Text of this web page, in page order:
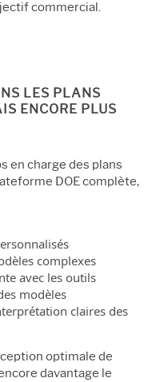
commercial.
LES PLANS
ENCORE PLUS
en charge des plans
DOE complète,
complexes
avec les outils
modèles
claires des
optimale de
davantage le